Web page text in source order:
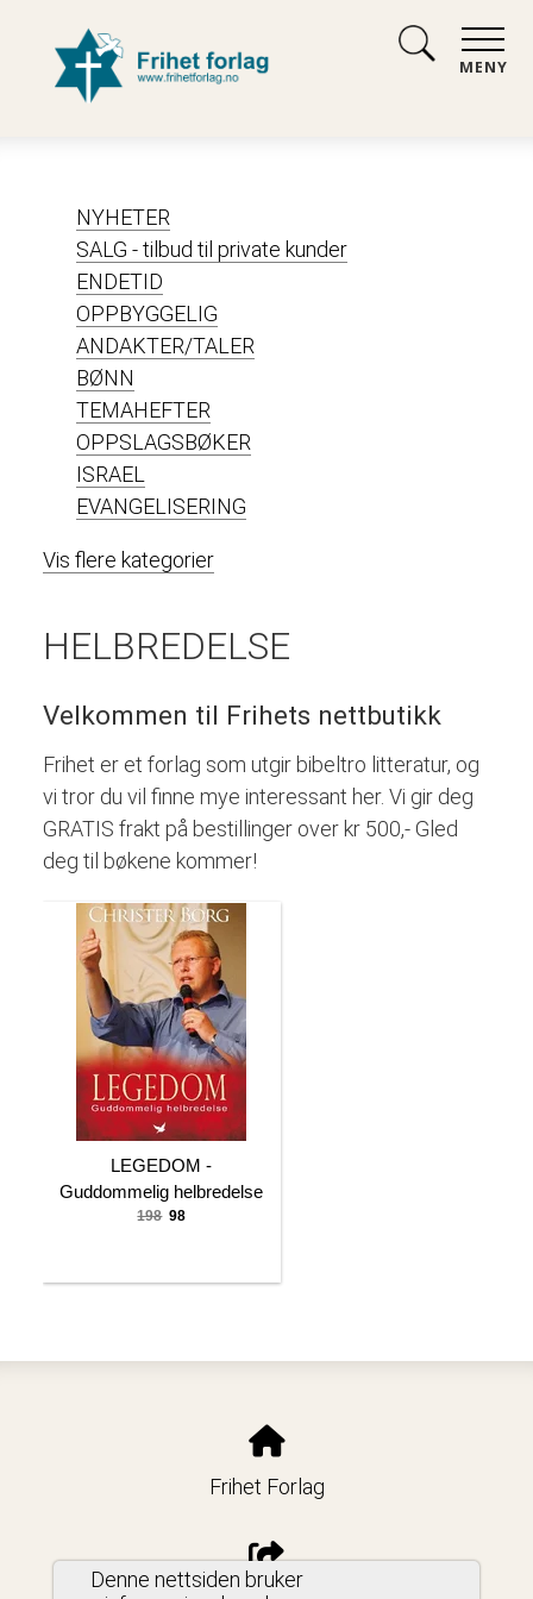
MENY
NYHETER
SALG - tilbud til private kunder
ENDETID
OPPBYGGELIG
ANDAKTER/TALER
BØNN
TEMAHEFTER
OPPSLAGSBØKER
ISRAEL
EVANGELISERING
Vis flere kategorier
HELBREDELSE
Velkommen til Frihets nettbutikk
Frihet er et forlag som utgir bibeltro litteratur, og
vi tror du vil finne mye interessant her. Vi gir deg
GRATIS frakt på bestillinger over kr 500,- Gled
deg til bøkene kommer!
LEGEDOM -
Guddommelig helbredelse
198 98
Frihet Forlag
Denne nettsiden bruker